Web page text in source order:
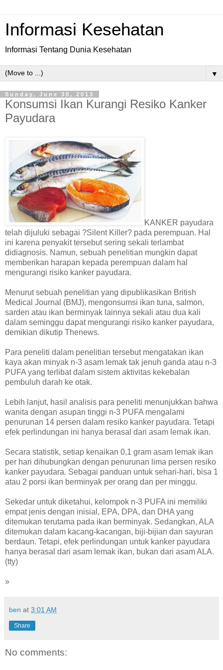
Informasi Kesehatan
Informasi Tentang Dunia Kesehatan
▼
Sunday, June 30, 2013
Konsumsi Ikan Kurangi Resiko Kanker
Payudara
KANKER payudara
telah dijuluki sebagai ?Silent Killer? pada perempuan. Hal
ini karena penyakit tersebut sering sekali terlambat
didiagnosis. Namun, sebuah penelitian mungkin dapat
memberikan harapan kepada perempuan dalam hal
mengurangi risiko kanker payudara.
Menurut sebuah penelitian yang dipublikasikan British
Medical Journal (BMJ), mengonsumsi ikan tuna, salmon,
sarden atau ikan berminyak lainnya sekali atau dua kali
dalam seminggu dapat mengurangi risiko kanker payudara,
demikian dikutip Thenews.
Para peneliti dalam penelitian tersebut mengatakan ikan
kaya akan minyak n-3 asam lemak tak jenuh ganda atau n-3
PUFA yang terlibat dalam sistem aktivitas kekebalan
pembuluh darah ke otak.
Lebih lanjut, hasil analisis para peneliti menunjukkan bahwa
wanita dengan asupan tinggi n-3 PUFA mengalami
penurunan 14 persen dalam resiko kanker payudara. Tetapi
efek perlindungan ini hanya berasal dari asam lemak ikan.
Secara statistik, setiap kenaikan 0,1 gram asam lemak ikan
per hari dihubungkan dengan penurunan lima persen resiko
kanker payudara. Sebagai panduan untuk sehari-hari, bisa 1
atau 2 porsi ikan berminyak per orang dan per minggu.
Sekedar untuk diketahui, kelompok n-3 PUFA ini memiliki
empat jenis dengan inisial, EPA, DPA, dan DHA yang
ditemukan terutama pada ikan berminyak. Sedangkan, ALA
ditemukan dalam kacang-kacangan, biji-bijian dan sayuran
berdaun. Tetapi, efek perlindungan untuk kanker payudara
hanya berasal dari asam lemak ikan, bukan dari asam ALA.
(tty)
»
ben at 3:01 AM
Share
No comments: